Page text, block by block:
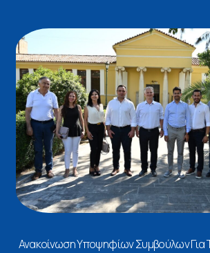
Ανακοίνωση Υποψηφίων Συμβούλων Για